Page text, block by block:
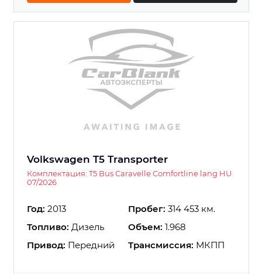
Volkswagen T5 Transporter
Комплектация: T5 Bus Caravelle Comfortline lang HU
07/2026
Год: 2013 Пробег: 314 453 км.
Топливо: Дизель Объем: 1.968
Привод: Передний Трансмиссия: МКПП